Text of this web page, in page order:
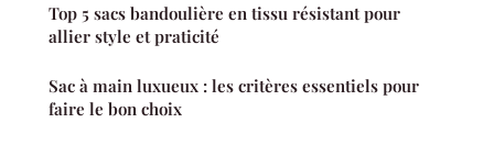
Top 5 sacs bandoulière en tissu résistant pour
allier style et praticité
Sac à main luxueux : les critères essentiels pour
faire le bon choix